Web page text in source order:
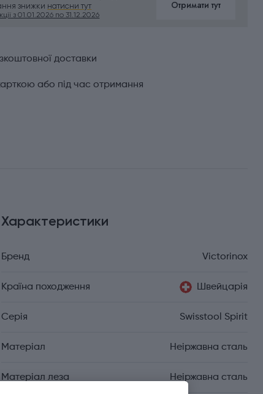
знижки натисни тут
з 01.01.2026 по 31.12.2026
Отримати тут
доставки
або під час отримання
Характеристики
Бренд Victorinox
Країна походження Швейцарія
Серія Swisstool Spirit
Матеріал Неіржавна сталь
Матеріал леза Неіржавна сталь